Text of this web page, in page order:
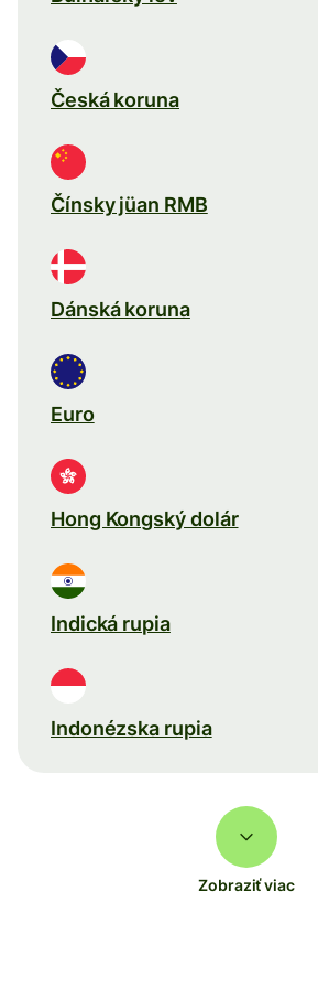
Česká koruna
Čínsky jüan RMB
Dánská koruna
Euro
Hong Kongský dolár
Indická rupia
Indonézska rupia
Zobraziť viac